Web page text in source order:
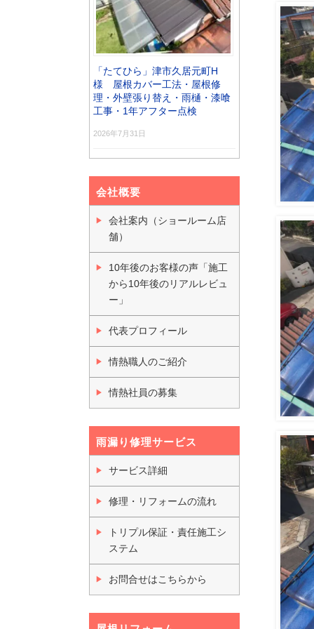
「たてひら」津市久居元町H
様 屋根カバー工法・屋根修
理・外壁張り替え・雨樋・漆喰
工事・1年アフター点検
2026年7月31日
会社概要
会社案内（ショールーム店
舗）
10年後のお客様の声「施工
から10年後のリアルレビュ
ー」
代表プロフィール
情熱職人のご紹介
情熱社員の募集
雨漏り修理サービス
サービス詳細
修理・リフォームの流れ
トリプル保証・責任施工シ
ステム
お問合せはこちらから